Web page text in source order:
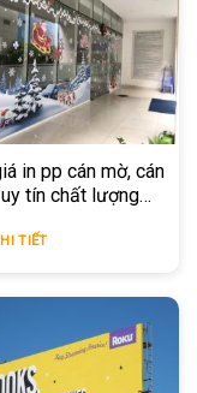
in pp cán mờ, cán
tín chất lượng
TIẾT